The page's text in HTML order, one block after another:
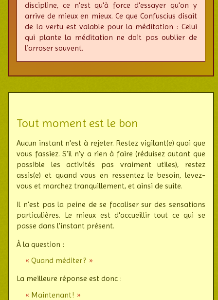
disci­pline, ce n'est qu'à force d'essayer qu'on y
arrive de mieux en mieux. Ce que Confus­cius disait
de la vertu est valable pour la médi­tation : Celui
qui plante la méditation ne doit pas oublier de
l’arro­ser souvent.
Tout moment est le bon
Aucun instant n'est à rejeter. Restez vigi­lant(e) quoi que
vous fassiez. S'il n'y a rien à faire (réduisez autant que
possible les acti­vi­tés pas vrai­ment utiles), restez
assis(e) et quand vous en ressen­tez le besoin, levez-
vous et marchez tran­quil­le­ment, et ainsi de suite.
Il n'est pas la peine de se focaliser sur des sensations
parti­cu­lières. Le mieux est d'ac­cueil­lir tout ce qui se
passe dans l'ins­tant présent.
À la question :
Quand méditer ?
La meilleure réponse est donc :
Maintenant !